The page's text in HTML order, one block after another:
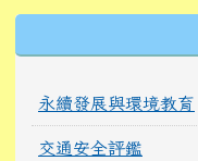
永續發展與環境教育
交通安全評鑑